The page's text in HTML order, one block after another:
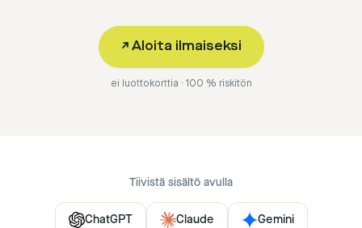
↗ Aloita ilmaiseksi
ei luottokorttia · 100 % riskitön
Tiivistä sisältö avulla
ChatGPT Claude Gemini